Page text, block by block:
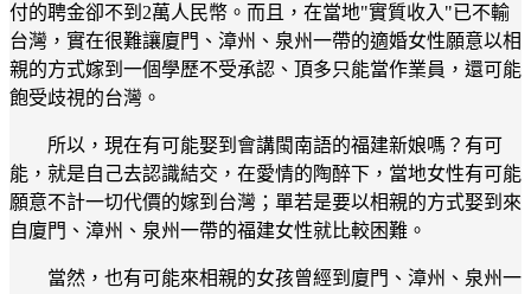
付的聘金卻不到2萬人民幣。而且，在當地"實質收入"已不輸
台灣，實在很難讓廈門、漳州、泉州一帶的適婚女性願意以相
親的方式嫁到一個學歷不受承認、頂多只能當作業員，還可能
飽受歧視的台灣。
所以，現在有可能娶到會講閩南語的福建新娘嗎？有可
能，就是自己去認識結交，在愛情的陶醉下，當地女性有可能
願意不計一切代價的嫁到台灣；單若是要以相親的方式娶到來
自廈門、漳州、泉州一帶的福建女性就比較困難。
當然，也有可能來相親的女孩曾經到廈門、漳州、泉州一